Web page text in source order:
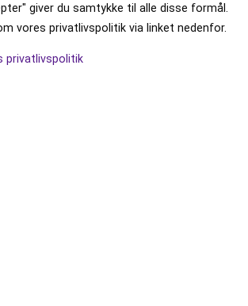
giver du samtykke til alle disse formål.
vores privatlivspolitik via linket nedenfor.
privatlivspolitik